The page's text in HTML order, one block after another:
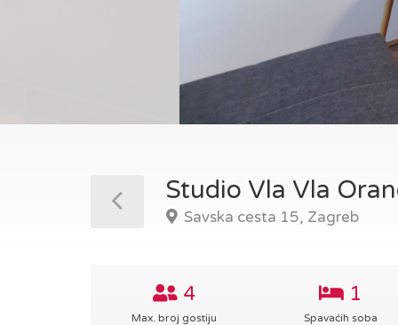
Studio Vla Vla
Savska cesta 15, Zagreb
4
Max. broj gostiju
1
Spavaćih soba